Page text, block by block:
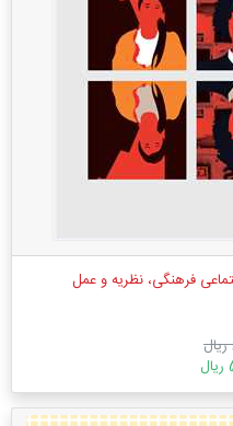
فرهنگی، نظریه و عمل